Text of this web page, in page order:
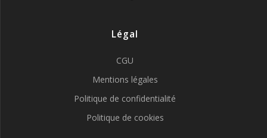
Légal
CGU
Mentions légales
Politique de confidentialité
Politique de cookies